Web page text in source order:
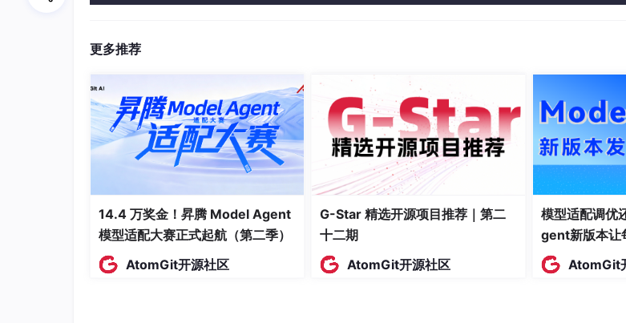
钱天浩的RKU是第一个系统性地将"推理感知"引入结构剪枝的工作。这对正在部署推理模型到
型能力一起升级。
四、产业连接：2026年5月，压缩加速成了整个行业的共同焦虑
RKU的入选不是孤例。如果把2026年5月的技术动态连成一片，会发现"让模型跑得更快、压
成为整个行业最密集的技术投入方向。
5月6日，谷歌为Gemma 4系列推出MTP起草器，基于推测解码架构，在不降低输出质量的前提
升3倍。值得注意的是，Gemma 4在发布仅数周内下载量已突破6000万次，说明开发者对"能
好模型"有着巨大的需求。而MTP解决的正是标准大模型
推理中的内存带宽瓶颈——处理器
传输至计算单元，导致大量计算资源闲置。
5月9日，史蒂文斯理工学院的研究团队提出了MEERKAT框架，将联邦学习中的每次通信量削
B级降到MB级，同时完全绕过了反向传播的能耗开销。
更多推荐
14.4 万奖金！昇腾 Model Agent
模型适配大赛正式起航（第二季）
AtomGit开源社区
G-Star 精选开源项目推荐｜第二
十二期
AtomGit开源社区
模型适配调优
gent新版本让
AtomGit